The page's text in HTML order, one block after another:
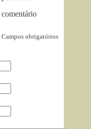
Campos obrigatórios